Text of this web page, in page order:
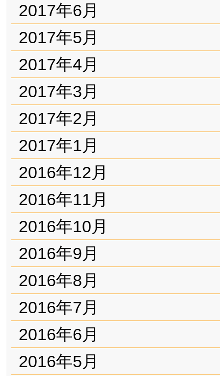
2017年6月
2017年5月
2017年4月
2017年3月
2017年2月
2017年1月
2016年12月
2016年11月
2016年10月
2016年9月
2016年8月
2016年7月
2016年6月
2016年5月